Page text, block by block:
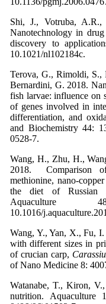
Shi, J., Votruba, A.R.,
Nanotechnology in
discovery to
10.1021/nl102184c.
Terova, G., Rimoldi, S.,
Bernardini, G. 2018.
fish larvae: influence on
of genes involved in
differentiation, and
and Biochemistry 44:
0528-7.
Wang, H., Zhu, H.,
2018. Comparison
methionine, nano-
the diet of Russian
Aquaculture
10.1016/
Wang, Y., Yan, X., Fu,
with different sizes in
of crucian carp,
of Nano Medicine 8:
Watanabe, T., Kiron,
nutrition. Aquaculture